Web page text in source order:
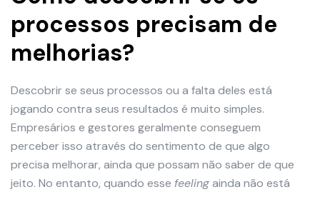
processos precisam de
melhorias?
Descobrir se seus processos ou a falta deles está
jogando contra seus resultados é muito simples.
Empresários e gestores geralmente conseguem
perceber isso através do sentimento de que algo
precisa melhorar, ainda que possam não saber de que
jeito. No entanto, quando esse feelingainda não está